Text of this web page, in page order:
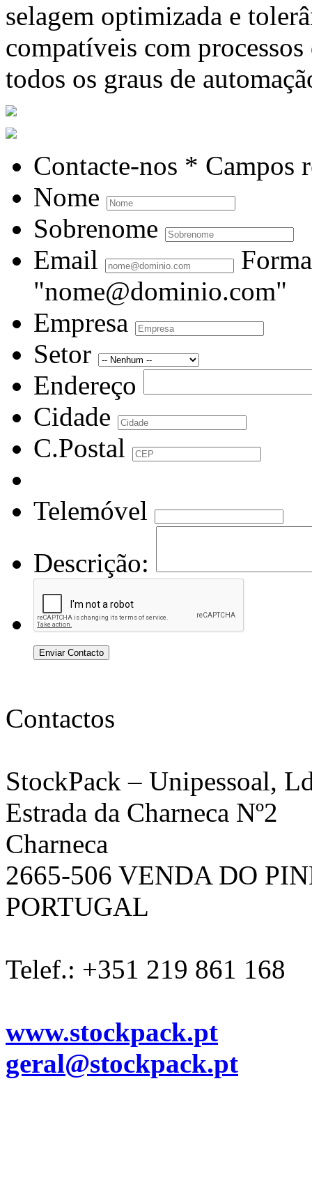
selagem optimizada e
compatíveis com
todos os graus de
Contacte-nos * Campos
Nome
Sobrenome
Email
"nome@dominio.com"
Empresa
Setor
Endereço
Cidade
C.Postal
Telemóvel
Descrição:
Enviar Contacto
Contactos
StockPack – Unipessoal,
Estrada da Charneca Nº2
Charneca
2665-506 VENDA DO
PORTUGAL
Telef.: +351 219 861 168
www.stockpack.pt
geral@stockpack.pt